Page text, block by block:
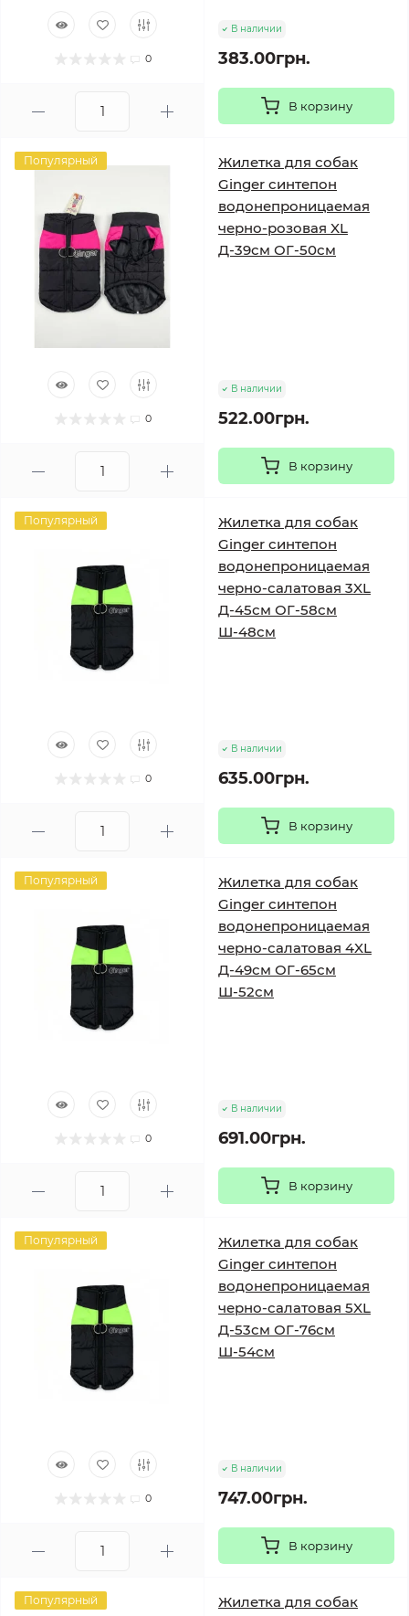
0
В наличии
383.00грн.
В корзину
Популярный
0
Жилетка для собак
Ginger синтепон
водонепроницаемая
черно-розовая XL
Д-39см ОГ-50см
В наличии
522.00грн.
В корзину
Популярный
0
Жилетка для собак
Ginger синтепон
водонепроницаемая
черно-салатовая 3XL
Д-45см ОГ-58см
Ш-48см
В наличии
635.00грн.
В корзину
Популярный
0
Жилетка для собак
Ginger синтепон
водонепроницаемая
черно-салатовая 4XL
Д-49см ОГ-65см
Ш-52см
В наличии
691.00грн.
В корзину
Популярный
0
Жилетка для собак
Ginger синтепон
водонепроницаемая
черно-салатовая 5XL
Д-53см ОГ-76см
Ш-54см
В наличии
747.00грн.
В корзину
Популярный
Жилетка для собак